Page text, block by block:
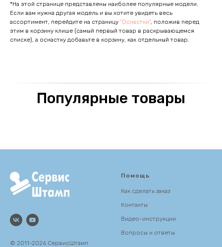
*На этой странице представлены наиболее популярные модели.
Если вам нужна другая модель и вы хотите увидеть весь
ассортимент, перейдите на страницу "Оснастки", положив перед
этим в корзину клише (самый первый товар в раскрывающемся
списке), а оснастку добавьте в корзину, как отдельный товар.
Популярные товары
© 2011-2026 СервисШтамп
Помощь
Как сделать заказ
Контакты
Видео-инструкции
Вопросы и ответы